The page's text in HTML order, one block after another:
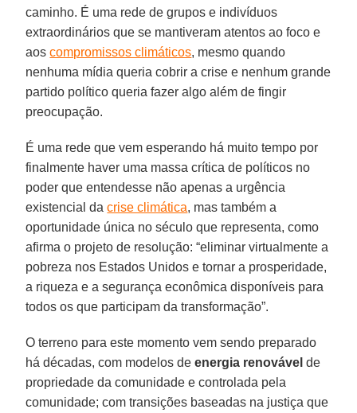
caminho. É uma rede de grupos e indivíduos
extraordinários que se mantiveram atentos ao foco e
aoscompromissos climáticos, mesmo quando
nenhuma mídia queria cobrir a crise e nenhum grande
partido político queria fazer algo além de fingir
preocupação.
É uma rede que vem esperando há muito tempo por
finalmente haver uma massa crítica de políticos no
poder que entendesse não apenas a urgência
existencial dacrise climática, mas também a
oportunidade única no século que representa, como
afirma o projeto de resolução: “eliminar virtualmente a
pobreza nos Estados Unidos e tornar a prosperidade,
a riqueza e a segurança econômica disponíveis para
todos os que participam da transformação”.
O terreno para este momento vem sendo preparado
há décadas, com modelos deenergia renovável de
propriedade da comunidade e controlada pela
comunidade; com transições baseadas na justiça que